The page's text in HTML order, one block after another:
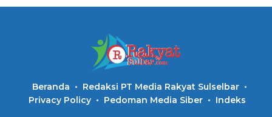
Beranda
Redaksi PT Media Rakyat Sulselbar
Privacy Policy
Pedoman Media Siber Indeks